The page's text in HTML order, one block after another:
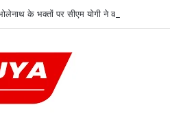
के भक्तों पर सीएम योगी ने की श्रद्धा की पुष्पवर्षा